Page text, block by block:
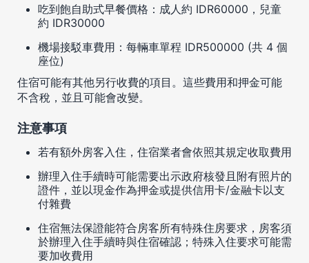
吃到飽自助式早餐價格：成人約 IDR60000，兒童
約 IDR30000
機場接駁車費用：每輛車單程 IDR500000 (共 4 個
座位)
住宿可能有其他另行收費的項目。這些費用和押金可能
不含稅，並且可能會改變。
注意事項
若有額外房客入住，住宿業者會依照其規定收取費用
辦理入住手續時可能需要出示政府核發且附有照片的
證件，並以現金作為押金或提供信用卡/金融卡以支
付雜費
住宿無法保證能符合房客所有特殊住房要求，房客須
於辦理入住手續時與住宿確認；特殊入住要求可能需
要加收費用